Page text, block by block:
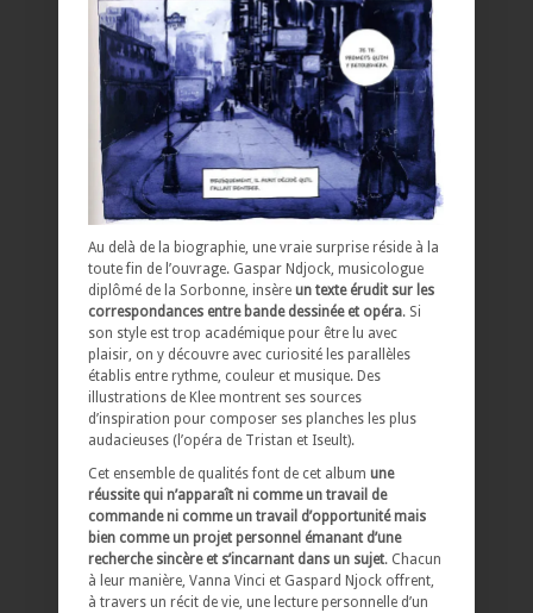
Au delà de la biographie, une vraie surprise réside à la
toute fin de l’ouvrage. Gaspar Ndjock, musicologue
diplômé de la Sorbonne, insère un texte érudit sur les
correspondances entre bande dessinée et opéra. Si
son style est trop académique pour être lu avec
plaisir, on y découvre avec curiosité les parallèles
établis entre rythme, couleur et musique. Des
illustrations de Klee montrent ses sources
d’inspiration pour composer ses planches les plus
audacieuses (l’opéra de Tristan et Iseult).
Cet ensemble de qualités font de cet album une
réussite qui n’apparaît ni comme un travail de
commande ni comme un travail d’opportunité mais
bien comme un projet personnel émanant d’une
recherche sincère et s’incarnant dans un sujet. Chacun
à leur manière, Vanna Vinci et Gaspard Njock offrent,
à travers un récit de vie, une lecture personnelle d’un